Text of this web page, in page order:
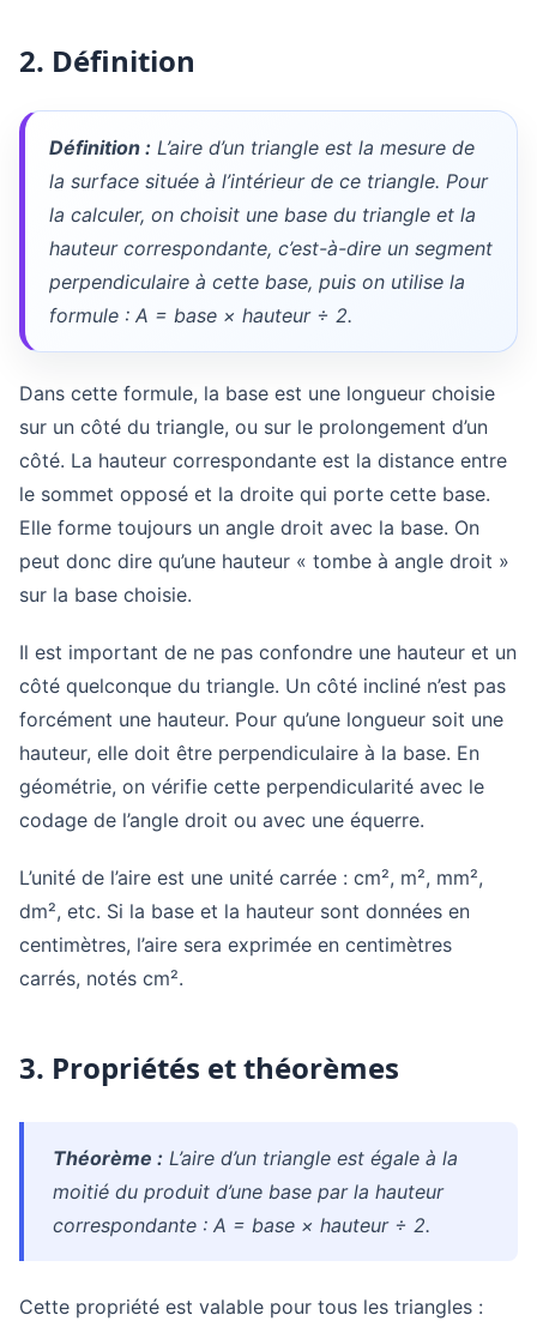
2. Définition
Définition : L’aire d’un triangle est la mesure de
la surface située à l’intérieur de ce triangle. Pour
la calculer, on choisit une base du triangle et la
hauteur correspondante, c’est-à-dire un segment
perpendiculaire à cette base, puis on utilise la
formule : A = base × hauteur ÷ 2.
Dans cette formule, la base est une longueur choisie
sur un côté du triangle, ou sur le prolongement d’un
côté. La hauteur correspondante est la distance entre
le sommet opposé et la droite qui porte cette base.
Elle forme toujours un angle droit avec la base. On
peut donc dire qu’une hauteur « tombe à angle droit »
sur la base choisie.
Il est important de ne pas confondre une hauteur et un
côté quelconque du triangle. Un côté incliné n’est pas
forcément une hauteur. Pour qu’une longueur soit une
hauteur, elle doit être perpendiculaire à la base. En
géométrie, on vérifie cette perpendicularité avec le
codage de l’angle droit ou avec une équerre.
L’unité de l’aire est une unité carrée : cm², m², mm²,
dm², etc. Si la base et la hauteur sont données en
centimètres, l’aire sera exprimée en centimètres
carrés, notés cm².
3. Propriétés et théorèmes
Théorème : L’aire d’un triangle est égale à la
moitié du produit d’une base par la hauteur
correspondante : A = base × hauteur ÷ 2.
Cette propriété est valable pour tous les triangles :